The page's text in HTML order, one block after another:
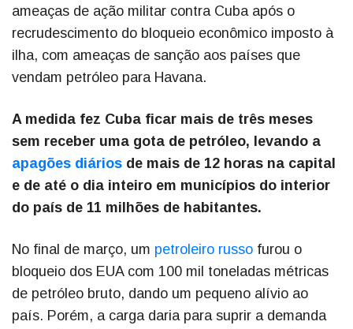
ameaças de ação militar contra Cuba após o
recrudescimento do bloqueio econômico imposto à
ilha, com ameaças de sanção aos países que
vendam petróleo para Havana.
A medida fez Cuba ficar mais de três meses
sem receber uma gota de petróleo, levando a
apagões diários de mais de 12 horas na capital
e de até o dia inteiro em municípios do interior
do país de 11 milhões de habitantes.
No final de março, um petroleiro russo furou o
bloqueio dos EUA com 100 mil toneladas métricas
de petróleo bruto, dando um pequeno alívio ao
país. Porém, a carga daria para suprir a demanda